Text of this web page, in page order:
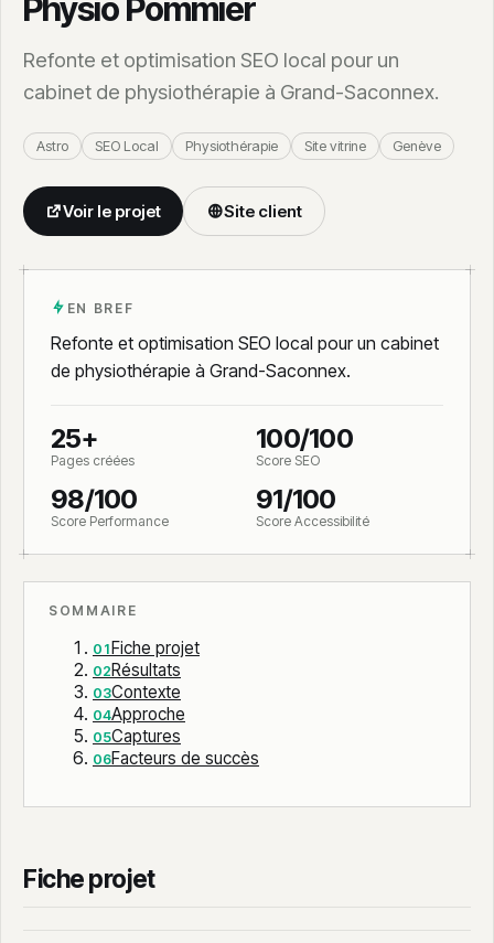
Calculateur coût site dormant
Physio Pommier
Refonte et optimisation SEO local pour un
cabinet de physiothérapie à Grand-Saconnex.
Astro SEO Local Physiothérapie Site vitrine Genève
Voir le projet Site client
EN BREF
Refonte et optimisation SEO local pour un cabinet
de physiothérapie à Grand-Saconnex.
25+
Pages créées
100/100
Score SEO
98/100
Score Performance
91/100
Score Accessibilité
SOMMAIRE
Fiche projet
Résultats
Contexte
Approche
Captures
Facteurs de succès
Fiche projet